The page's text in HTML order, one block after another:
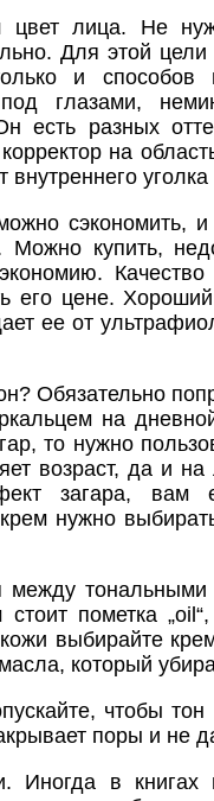
лица. Не
Для этой цели
и способов
под глазами,
есть разных
на
внутреннего
сэкономить,
купить,
его цене.
ее от
Обязательно
на
то нужно
возраст, да и
загара, вам
нужно
между
пометка
выбирайте
который
чтобы тон
поры и не
Иногда в книгах